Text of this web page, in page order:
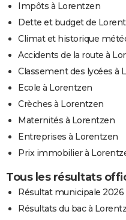
Impôts à Lorentzen
Dette et budget de
Climat et historique
Accidents de la route à
Classement des lycées à
Ecole à Lorentzen
Crèches à Lorentzen
Maternités à Lorentzen
Entreprises à Lorentzen
Prix immobilier à
Tous les résultats
Résultat municipale
Résultats du bac à